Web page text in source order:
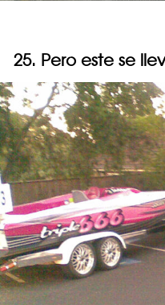
25. Pero este se